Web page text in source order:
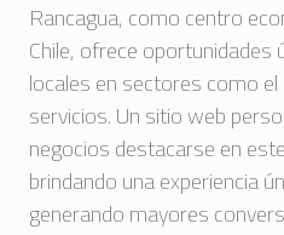
Rancagua, como centro
Chile, ofrece oportunidades
locales en sectores como
servicios. Un sitio web
negocios destacarse en
brindando una experiencia
generando mayores